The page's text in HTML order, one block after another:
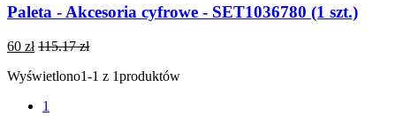
Paleta - Akcesoria cyfrowe - SET1036780 (1 szt.)
60 zł 115.17 zł
Wyświetlono1-1 z 1produktów
1